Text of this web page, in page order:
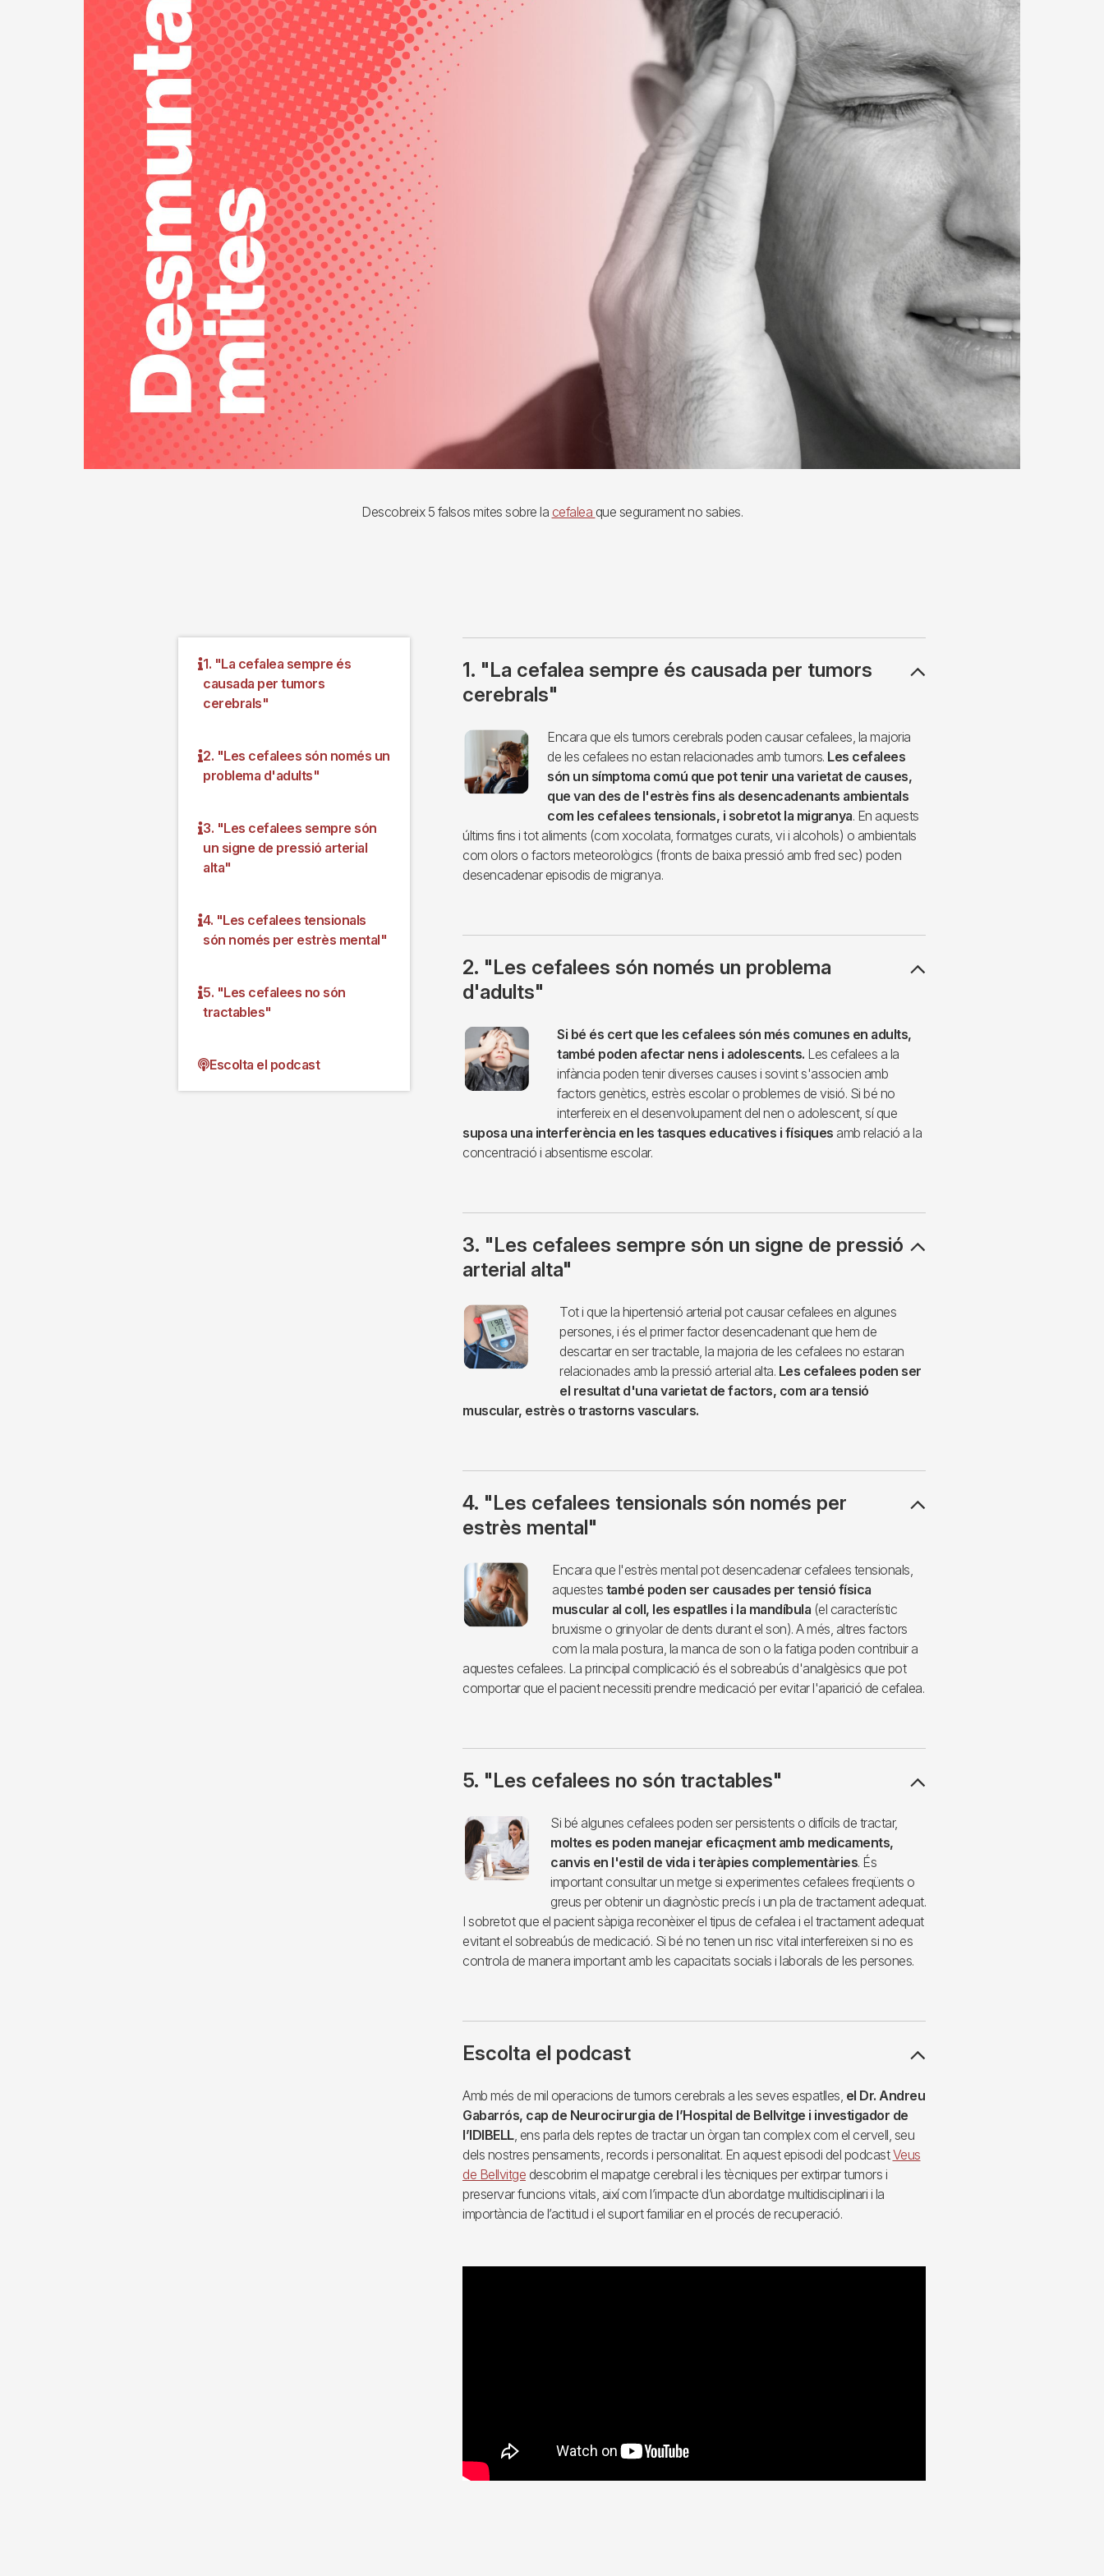
Descobreix 5 falsos mites sobre la cefalea que segurament no sabies.
1. "La cefalea sempre és
causada per tumors
cerebrals"
2. "Les cefalees són només un
problema d'adults"
3. "Les cefalees sempre són
un signe de pressió arterial
alta"
4. "Les cefalees tensionals
són només per estrès mental"
5. "Les cefalees no són
tractables"
Escolta el podcast
1. "La cefalea sempre és causada per tumors
cerebrals"
Imagen
Encara que els tumors cerebrals poden causar cefalees, la majoria
de les cefalees no estan relacionades amb tumors. Les cefalees
són un símptoma comú que pot tenir una varietat de causes,
que van des de l'estrès fins als desencadenants ambientals
com les cefalees tensionals, i sobretot la migranya. En aquests
últims fins i tot aliments (com xocolata, formatges curats, vi i alcohols) o ambientals
com olors o factors meteorològics (fronts de baixa pressió amb fred sec) poden
desencadenar episodis de migranya.
2. "Les cefalees són només un problema
d'adults"
Imagen
Si bé és cert que les cefalees són més comunes en adults,
també poden afectar nens i adolescents. Les cefalees a la
infància poden tenir diverses causes i sovint s'associen amb
factors genètics, estrès escolar o problemes de visió. Si bé no
interfereix en el desenvolupament del nen o adolescent, sí que
suposa una interferència en les tasques educatives i físiques amb relació a la
concentració i absentisme escolar.
3. "Les cefalees sempre són un signe de pressió
arterial alta"
Imagen
Tot i que la hipertensió arterial pot causar cefalees en algunes
persones, i és el primer factor desencadenant que hem de
descartar en ser tractable, la majoria de les cefalees no estaran
relacionades amb la pressió arterial alta. Les cefalees poden ser
el resultat d'una varietat de factors, com ara tensió
muscular, estrès o trastorns vasculars.
4. "Les cefalees tensionals són només per
estrès mental"
Imagen
Encara que l'estrès mental pot desencadenar cefalees tensionals,
aquestes també poden ser causades per tensió física
muscular al coll, les espatlles i la mandíbula (el característic
bruxisme o grinyolar de dents durant el son). A més, altres factors
com la mala postura, la manca de son o la fatiga poden contribuir a
aquestes cefalees. La principal complicació és el sobreabús d'analgèsics que pot
comportar que el pacient necessiti prendre medicació per evitar l'aparició de cefalea.
5. "Les cefalees no són tractables"
Imagen
Si bé algunes cefalees poden ser persistents o difícils de tractar,
moltes es poden manejar eficaçment amb medicaments,
canvis en l'estil de vida i teràpies complementàries. És
important consultar un metge si experimentes cefalees freqüents o
greus per obtenir un diagnòstic precís i un pla de tractament adequat.
I sobretot que el pacient sàpiga reconèixer el tipus de cefalea i el tractament adequat
evitant el sobreabús de medicació. Si bé no tenen un risc vital interfereixen si no es
controla de manera important amb les capacitats socials i laborals de les persones.
Escolta el podcast
Amb més de mil operacions de tumors cerebrals a les seves espatlles, el Dr. Andreu
Gabarrós, cap de Neurocirurgia de l’Hospital de Bellvitge i investigador de
l’IDIBELL, ens parla dels reptes de tractar un òrgan tan complex com el cervell, seu
dels nostres pensaments, records i personalitat. En aquest episodi del podcastVeus
de Bellvitge descobrim el mapatge cerebral i les tècniques per extirpar tumors i
preservar funcions vitals, així com l’impacte d’un abordatge multidisciplinari i la
importància de l’actitud i el suport familiar en el procés de recuperació.